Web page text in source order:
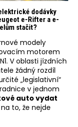
dodávky
e-Rifter a e-
stačit?
modely
motorem
V oblasti jízdních
žádný rozdíl
„legislativní“
v jednom
auto vydat
to, že nejde